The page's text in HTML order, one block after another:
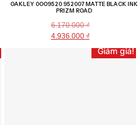
OAKLEY 0OO9520 952007 MATTE BLACK INK
PRIZM ROAD
6.170.000₫
4.936.000 ₫
Giảm giá!